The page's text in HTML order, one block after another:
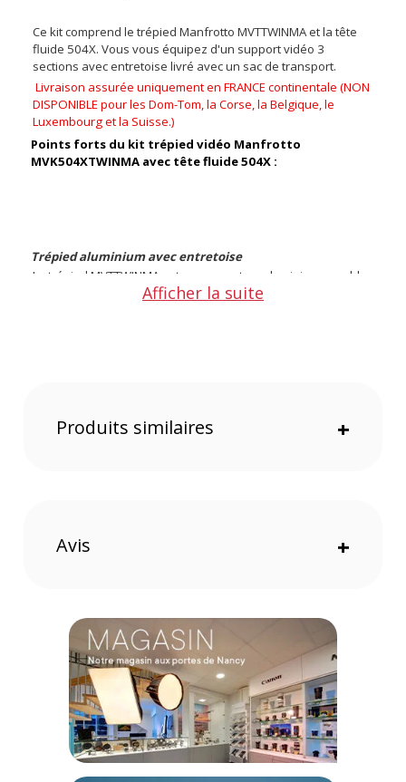
Ce kit comprend le trépied Manfrotto MVTTWINMA et la tête
fluide 504X. Vous vous équipez d'un support vidéo 3
sections avec entretoise livré avec un sac de transport.
Livraison assurée uniquement en FRANCE continentale (NON
DISPONIBLE pour les Dom-Tom, la Corse, la Belgique, le
Luxembourg et la Suisse.)
Points forts du kit trépied vidéo Manfrotto
MVK504XTWINMA avec tête fluide 504X :
Trépied aluminium avec entretoise
Le trépied MVTTWINMA est un support en aluminium capable
de supporter jusqu'à 25 Kg de charge. Son
Tête fluide 504X
en vidéo. Vous pouvez pivoter sur l'axe panoramique à 360
degrés et sur l'axe d'inclinaison de -70 à 90 degrés. La rotule
Caractéristiques du kit trépied vidéo Manfrotto
MVK504XTWINMA avec tête fluide 504X :
GÉNÉRAL
Fabricant : Manfrotto
Référence : MVK504XTWINMA
Afficher la suite
Produits similaires +
Avis +